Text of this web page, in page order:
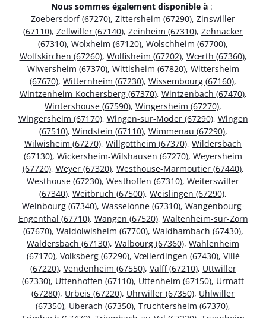
Nous sommes également disponible à :
Zoebersdorf (67270), Zittersheim (67290), Zinswiller
(67110), Zellwiller (67140), Zeinheim (67310), Zehnacker
(67310), Wolxheim (67120), Wolschheim (67700),
Wolfskirchen (67260), Wolfisheim (67202), Wœrth (67360),
Wiwersheim (67370), Wittisheim (67820), Wittersheim
(67670), Witternheim (67230), Wissembourg (67160),
Wintzenheim-Kochersberg (67370), Wintzenbach (67470),
Wintershouse (67590), Wingersheim (67270),
Wingersheim (67170), Wingen-sur-Moder (67290), Wingen
(67510), Windstein (67110), Wimmenau (67290),
Wilwisheim (67270), Willgottheim (67370), Wildersbach
(67130), Wickersheim-Wilshausen (67270), Weyersheim
(67720), Weyer (67320), Westhouse-Marmoutier (67440),
Westhouse (67230), Westhoffen (67310), Weiterswiller
(67340), Weitbruch (67500), Weislingen (67290),
Weinbourg (67340), Wasselonne (67310), Wangenbourg-
Engenthal (67710), Wangen (67520), Waltenheim-sur-Zorn
(67670), Waldolwisheim (67700), Waldhambach (67430),
Waldersbach (67130), Walbourg (67360), Wahlenheim
(67170), Volksberg (67290), Vœllerdingen (67430), Villé
(67220), Vendenheim (67550), Valff (67210), Uttwiller
(67330), Uttenhoffen (67110), Uttenheim (67150), Urmatt
(67280), Urbeis (67220), Uhrwiller (67350), Uhlwiller
(67350), Uberach (67350), Truchtersheim (67370),